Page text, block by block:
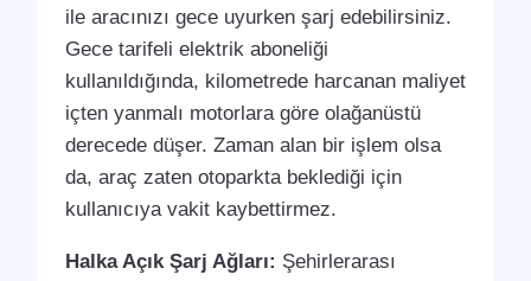
ile aracınızı gece uyurken şarj edebilirsiniz.
Gece tarifeli elektrik aboneliği
kullanıldığında, kilometrede harcanan maliyet
içten yanmalı motorlara göre olağanüstü
derecede düşer. Zaman alan bir işlem olsa
da, araç zaten otoparkta beklediği için
kullanıcıya vakit kaybettirmez.
Halka Açık Şarj Ağları: Şehirlerarası